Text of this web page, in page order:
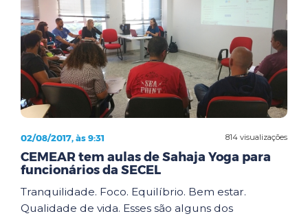
814 visualizações
02/08/2017, às 9:31
CEMEAR tem aulas de Sahaja Yoga para
funcionários da SECEL
Tranquilidade. Foco. Equilíbrio. Bem estar.
Qualidade de vida. Esses são alguns dos